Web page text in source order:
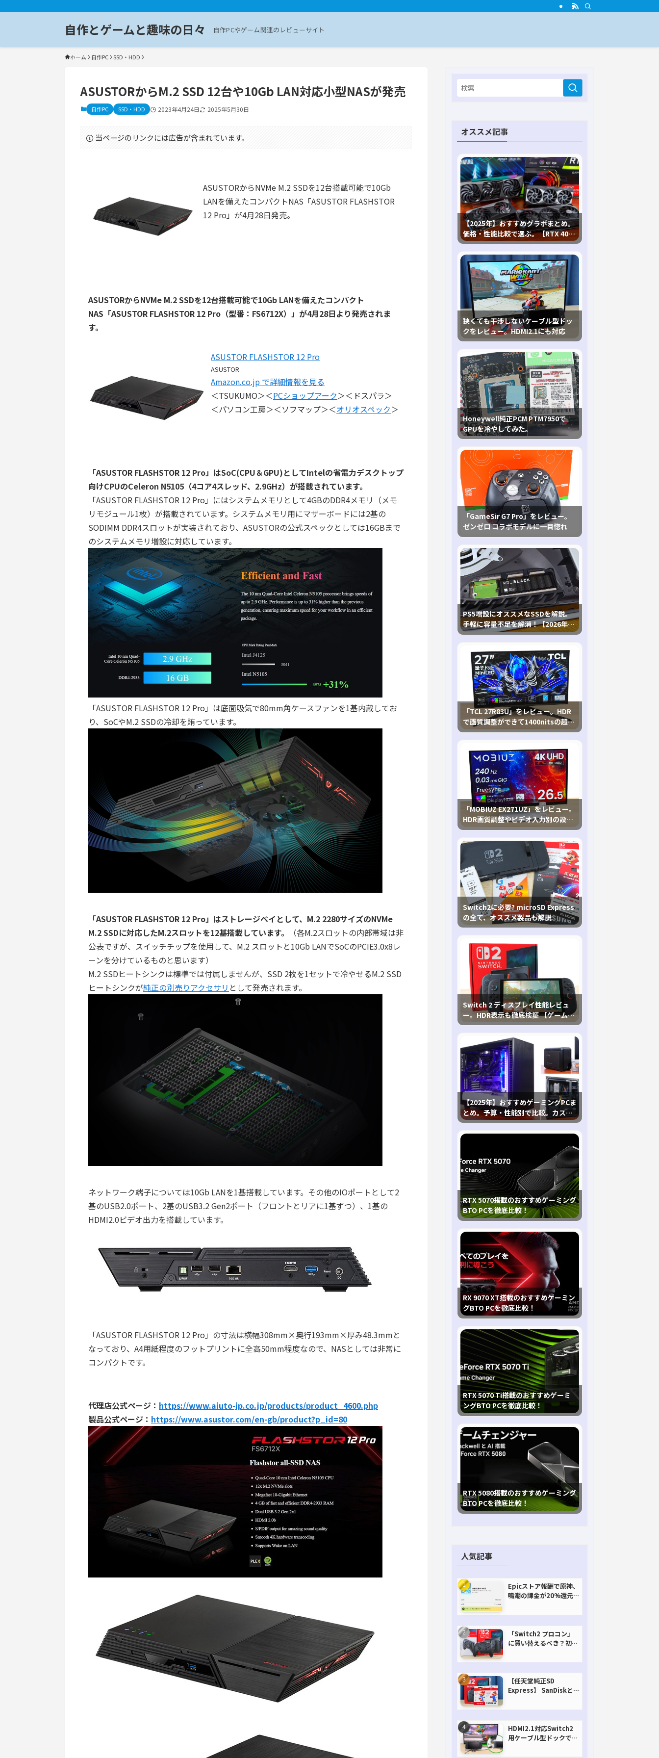
自作とゲームと趣味の日々 自作PCやゲーム関連のレビューサイト
ホーム 自作PC SSD・HDD
ASUSTORからM.2 SSD 12台や10Gb LAN対応小型NASが発売
自作PC SSD・HDD 2023年4月24日 2025年5月30日
当ページのリンクには広告が含まれています。
ASUSTORからNVMe M.2 SSDを12台搭載可能で10Gb
LANを備えたコンパクトNAS「ASUSTOR FLASHSTOR
12 Pro」が4月28日発売。
ASUSTORからNVMe M.2 SSDを12台搭載可能で10Gb LANを備えたコンパクト
NAS「ASUSTOR FLASHSTOR 12 Pro（型番：FS6712X）」が4月28日より発売されま
す。
ASUSTOR FLASHSTOR 12 Pro
ASUSTOR
Amazon.co.jp で詳細情報を見る
＜TSUKUMO＞＜PCショップアーク＞＜ドスパラ＞
＜パソコン工房＞＜ソフマップ＞＜オリオスペック＞
「ASUSTOR FLASHSTOR 12 Pro」はSoC(CPU＆GPU)としてIntelの省電力デスクトップ
向けCPUのCeleron N5105（4コア4スレッド、2.9GHz）が搭載されています。
「ASUSTOR FLASHSTOR 12 Pro」にはシステムメモリとして4GBのDDR4メモリ（メモ
リモジュール1枚）が搭載されています。システムメモリ用にマザーボードには2基の
SODIMM DDR4スロットが実装されており、ASUSTORの公式スペックとしては16GBまで
のシステムメモリ増設に対応しています。
「ASUSTOR FLASHSTOR 12 Pro」は底面吸気で80mm角ケースファンを1基内蔵してお
り、SoCやM.2 SSDの冷却を賄っています。
「ASUSTOR FLASHSTOR 12 Pro」はストレージベイとして、M.2 2280サイズのNVMe
M.2 SSDに対応したM.2スロットを12基搭載しています。
（各M.2スロットの内部帯域は非
公表ですが、スイッチチップを使用して、M.2 スロットと10Gb LANでSoCのPCIE3.0x8レ
ーンを分けているものと思います）
M.2 SSDヒートシンクは標準では付属しませんが、SSD 2枚を1セットで冷やせるM.2 SSD
ヒートシンクが純正の別売りアクセサリ として発売されます。
ネットワーク端子については10Gb LANを1基搭載しています。その他のIOポートとして2
基のUSB2.0ポート、2基のUSB3.2 Gen2ポート（フロントとリアに1基ずつ）、1基の
HDMI2.0ビデオ出力を搭載しています。
「ASUSTOR FLASHSTOR 12 Pro」の寸法は横幅308mm×奥行193mm×厚み48.3mmと
なっており、A4用紙程度のフットプリントに全高50mm程度なので、NASとしては非常に
コンパクトです。
代理店公式ページ： https://www.aiuto-jp.co.jp/products/product_4600.php
製品公式ページ： https://www.asustor.com/en-gb/product?p_id=80
オススメ記事
【2025年】おすすめグラボまとめ。
価格・性能比較で選ぶ。【RTX 40,
RX 7000各種に対応】
狭くても干渉しないケーブル型ドッ
クをレビュー。HDMI2.1にも対応
Honeywell純正PCM PTM7950で
GPUを冷やしてみた。
「GameSir G7 Pro」をレビュー。
ゼンゼロ コラボモデルに一目惚れ
PS5増設にオススメなSSDを解説。
手軽に容量不足を解消！【2026年最
新、PS5 Proにも対応】
「TCL 27R83U」をレビュー。HDR
で画質調整ができて1400nitsの超高
輝度も発揮！
「MOBIUZ EX271UZ」をレビュー。
HDR画質調整やビデオ入力別の設定
が可能な4K有機ELゲーミングモニタ
を徹底検証
Switch2に必要? microSD Express
の全て、オススメ製品も解説
Switch 2 ディスプレイ性能レビュ
ー。HDR表示も徹底検証 【ゲームに
おけるHDRの未来を切り開く1台！】
【2025年】おすすめゲーミングPCま
とめ。予算・性能別で比較。カスタ
マイズ指南も
RTX 5070搭載のおすすめゲーミング
BTO PCを徹底比較！
RX 9070 XT搭載のおすすめゲーミン
グBTO PCを徹底比較！
RTX 5070 Ti搭載のおすすめゲーミ
ングBTO PCを徹底比較！
RTX 5080搭載のおすすめゲーミング
BTO PCを徹底比較！
人気記事
Epicストア報酬で原神、
鳴潮の課金が20%還元
「Switch2 プロコン」
に買い替えるべき？初代
【任天堂純正SD
Express】 SanDiskと
HDMI2.1対応Switch2
用ケーブル型ドックで省